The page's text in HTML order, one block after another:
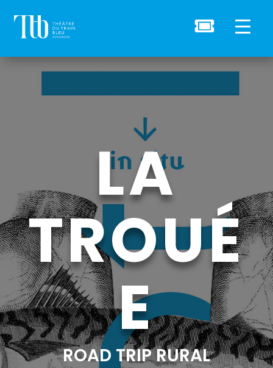

LA
TROUÉ
E
ROAD TRIP RURAL